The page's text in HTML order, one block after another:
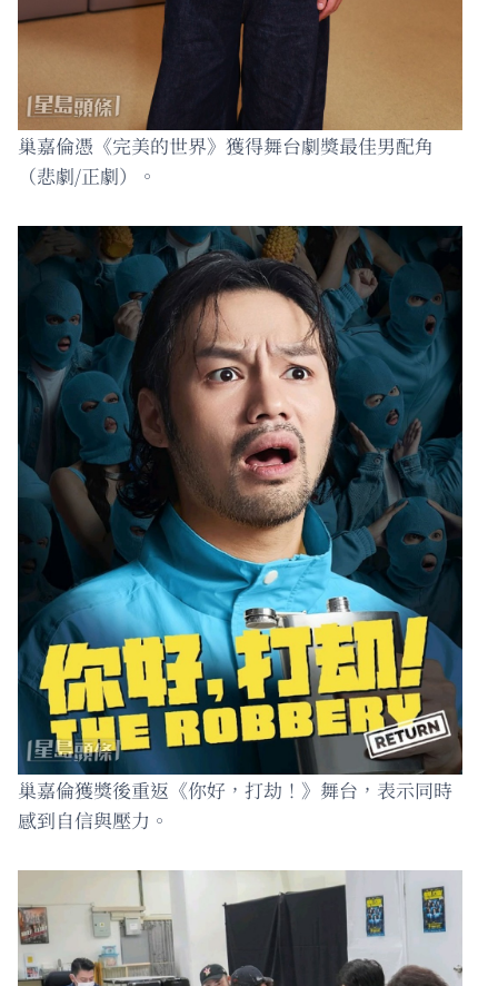
巢嘉倫憑《完美的世界》獲得舞台劇獎最佳男配角
（悲劇/正劇）。
巢嘉倫獲獎後重返《你好，打劫！》舞台，表示同時
感到自信與壓力。